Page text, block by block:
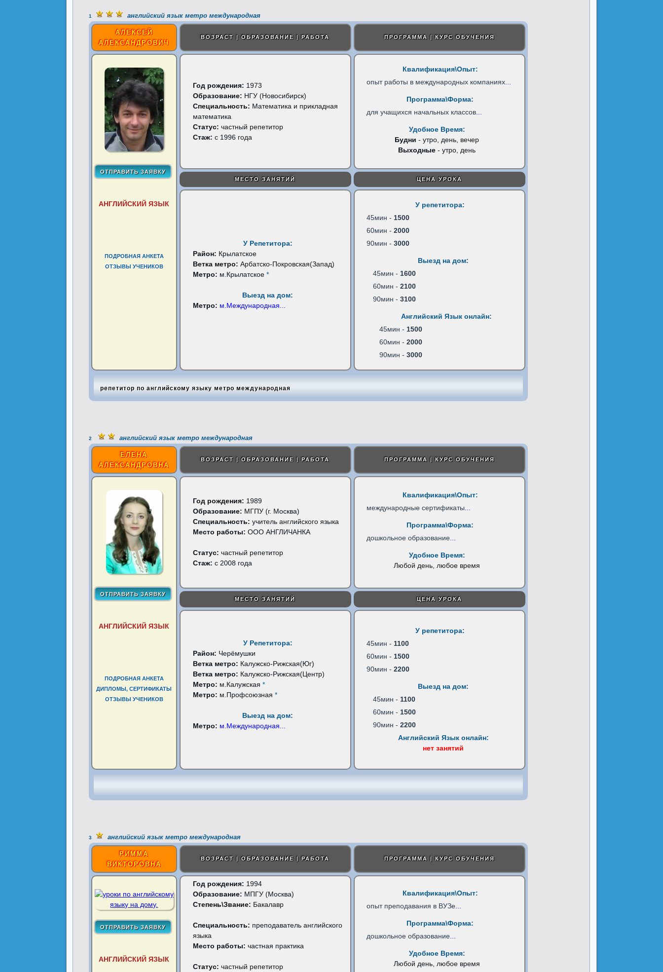
1 английский язык метро международная
АЛЕКСЕЙ
АЛЕКСАНДРОВИЧ
ВОЗРАСТ | ОБРАЗОВАНИЕ | РАБОТА ПРОГРАММА | КУРС ОБУЧЕНИЯ
АНГЛИЙСКИЙ ЯЗЫК
ПОДРОБНАЯ АНКЕТА
ОТЗЫВЫ УЧЕНИКОВ
Год рождения: 1973
Образование: НГУ (Новосибирск)
Специальность: Математика и прикладная
математика
Статус: частный репетитор
Стаж: с 1996 года
Квалификация\Опыт:
опыт работы в международных компаниях...
Программа\Форма:
для учащихся начальных классов...
Удобное Время:
Будни - утро, день, вечер
Выходные - утро, день
МЕСТО ЗАНЯТИЙ ЦЕНА УРОКА
У Репетитора:
Район: Крылатское
Ветка метро: Арбатско-Покровская(Запад)
Метро: м.Крылатское *
Выезд на дом:
Метро: м.Международная
У репетитора:
45мин - 1500
60мин - 2000
90мин - 3000
Выезд на дом:
45мин - 1600
60мин - 2100
90мин - 3100
Английский Язык онлайн:
45мин - 1500
60мин - 2000
90мин - 3000
репетитор по английскому языку метро международная
2 английский язык метро международная
ЕЛЕНА
АЛЕКСАНДРОВНА
ВОЗРАСТ | ОБРАЗОВАНИЕ | РАБОТА ПРОГРАММА | КУРС ОБУЧЕНИЯ
АНГЛИЙСКИЙ ЯЗЫК
ПОДРОБНАЯ АНКЕТА
ДИПЛОМЫ, СЕРТИФИКАТЫ
ОТЗЫВЫ УЧЕНИКОВ
Год рождения: 1989
Образование: МГПУ (г. Москва)
Специальность: учитель английского языка
Место работы: ООО АНГЛИЧАНКА
Статус: частный репетитор
Стаж: с 2008 года
Квалификация\Опыт:
международные сертификаты
Программа\Форма:
дошкольное образование...
Удобное Время:
Любой день, любое время
МЕСТО ЗАНЯТИЙ ЦЕНА УРОКА
У Репетитора:
Район: Черёмушки
Ветка метро: Калужско-Рижская(Юг)
Ветка метро: Калужско-Рижская(Центр)
Метро: м.Калужская *
Метро: м.Профсоюзная *
Выезд на дом:
Метро: м.Международная
У репетитора:
45мин - 1100
60мин - 1500
90мин - 2200
Выезд на дом:
45мин - 1100
60мин - 1500
90мин - 2200
Английский Язык онлайн:
нет занятий
3 английский язык метро международная
РИММА
ВИКТОРОВНА
ВОЗРАСТ | ОБРАЗОВАНИЕ | РАБОТА ПРОГРАММА | КУРС ОБУЧЕНИЯ
АНГЛИЙСКИЙ ЯЗЫК
Год рождения: 1994
Образование: МПГУ (Москва)
Степень\Звание: Бакалавр
Специальность: преподаватель английского
языка
Место работы: частная практика
Статус: частный репетитор
Квалификация\Опыт:
опыт преподавания в ВУЗе...
Программа\Форма:
дошкольное образование...
Удобное Время:
Любой день, любое время